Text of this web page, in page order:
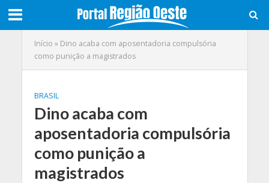
Início » Dino acaba com aposentadoria compulsória
como punição a magistrados
BRASIL
Dino acaba com
aposentadoria compulsória
como punição a
magistrados